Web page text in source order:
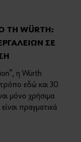
ΤΗ WÜRTH:
ΣΕ
η Würth
εδώ και 30
μόνο χρήσιμα
πραγματικά